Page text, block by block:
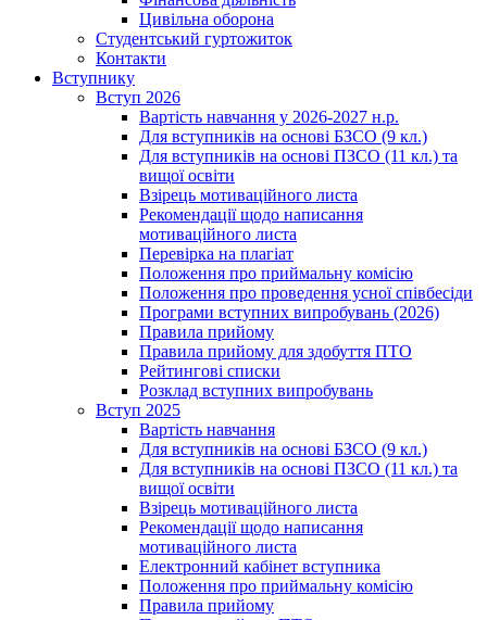
Цивільна оборона
Студентський гуртожиток
Контакти
Вступнику
Вступ 2026
Вартість навчання у 2026-2027 н.р.
Для вступників на основі БЗСО (9 кл.)
Для вступників на основі ПЗСО (11 кл.) та
вищої освіти
Взірець мотиваційного листа
Рекомендації щодо написання
мотиваційного листа
Перевірка на плагіат
Положення про приймальну комісію
Положення про проведення усної співбесіди
Програми вступних випробувань (2026)
Правила прийому
Правила прийому для здобуття ПТО
Рейтингові списки
Розклад вступних випробувань
Вступ 2025
Вартість навчання
Для вступників на основі БЗСО (9 кл.)
Для вступників на основі ПЗСО (11 кл.) та
вищої освіти
Взірець мотиваційного листа
Рекомендації щодо написання
мотиваційного листа
Електронний кабінет вступника
Положення про приймальну комісію
Правила прийому